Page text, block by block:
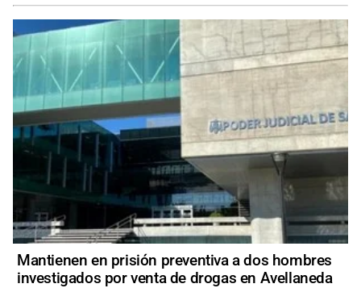
Mantienen en prisión preventiva a dos hombres
investigados por venta de drogas en Avellaneda